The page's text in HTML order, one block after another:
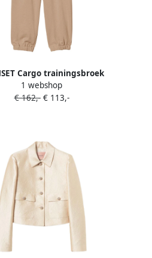
Cargo trainingsbroek
Beige
1 webshop
€ 162,-€ 113,-